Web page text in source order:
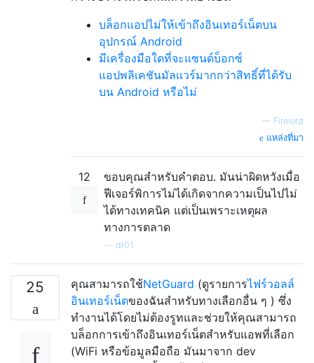
บล็อกแอปไม่ให้เข้าถึงอินเทอร์เน็ตบน
อุปกรณ์ Android
มีเครื่องมือใดที่จะแซนด์บ็อกซ์
แอปพลิเคชันมัลแวร์มากกว่าสิทธิ์ที่ได้รับ
บน Android หรือไม่
— Firelord
แหล่งที่มา
12
ขอบคุณสำหรับคำตอบ. มันน่าผิดหวังเมื่อ
ฟีเจอร์พิการไม่ได้เกิดจากความเป็นไปไม่
ได้ทางเทคนิค แต่เป็นเพราะเหตุผล
ทางการตลาด
dr01
25 คุณสามารถใช้NetGuard (ดูรายการไฟร์วอลล์
อินเทอร์เน็ตของฉันสำหรับทางเลือกอื่น ๆ ) ซึ่ง
ทำงานได้โดยไม่ต้องรูทและช่วยให้คุณสามารถ
บล็อกการเข้าถึงอินเทอร์เน็ตสำหรับแอพที่เลือก
(WiFi หรือข้อมูลมือถือ มันมาจาก dev